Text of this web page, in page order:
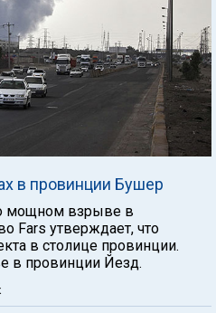
в провинции Бушер
мощном взрыве в
Fars утверждает, что
в столице провинции.
в провинции Йезд.